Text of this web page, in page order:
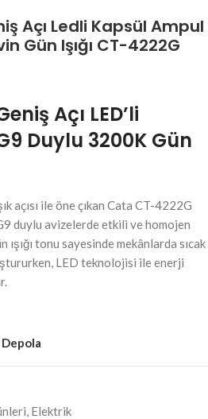
Açı Ledli Kapsül Ampul
Gün Işığı CT-4222G
Açı LED’li
Duylu 3200K Gün
açısı ile öne çıkan Cata CT-4222G
duylu avizelerde etkili ve homojen
tonu sayesinde mekânlarda sıcak
LED teknolojisi ile enerji
Elektrik